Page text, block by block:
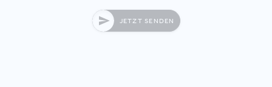
JETZT SENDEN